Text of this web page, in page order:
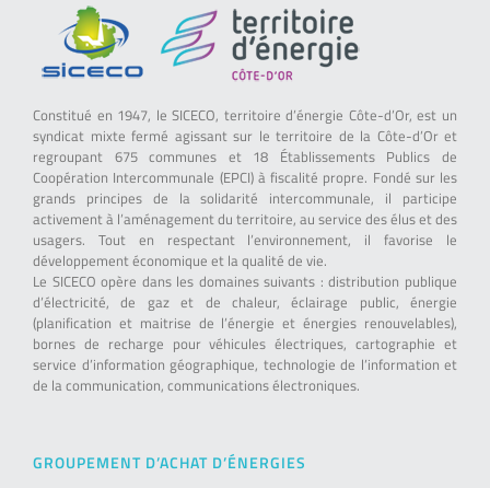
Constitué en 1947, le SICECO, territoire d’énergie Côte-d’Or, est un
syndicat mixte fermé agissant sur le territoire de la Côte-d’Or et
regroupant 675 communes et 18 Établissements Publics de
Coopération Intercommunale (EPCI) à fiscalité propre. Fondé sur les
grands principes de la solidarité intercommunale, il participe
activement à l’aménagement du territoire, au service des élus et des
usagers. Tout en respectant l’environnement, il favorise le
développement économique et la qualité de vie.
Le SICECO opère dans les domaines suivants : distribution publique
d’électricité, de gaz et de chaleur, éclairage public, énergie
(planification et maitrise de l’énergie et énergies renouvelables),
bornes de recharge pour véhicules électriques, cartographie et
service d’information géographique, technologie de l’information et
de la communication, communications électroniques.
GROUPEMENT D’ACHAT D’ÉNERGIES